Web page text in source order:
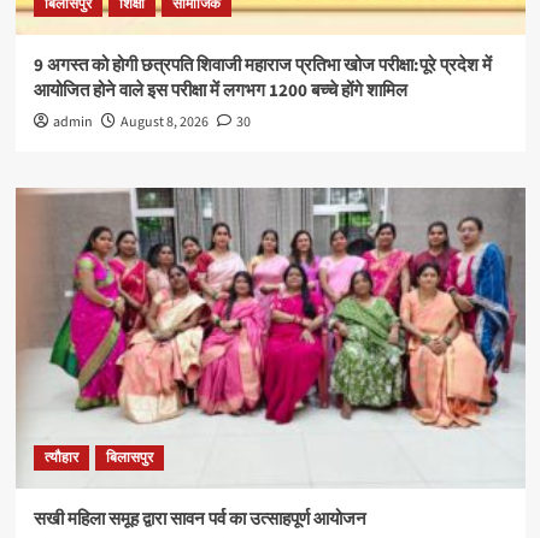
बिलासपुर शिक्षा सामाजिक
9 अगस्त को होगी छत्रपति शिवाजी महाराज प्रतिभा खोज परीक्षा:पूरे प्रदेश में
आयोजित होने वाले इस परीक्षा में लगभग 1200 बच्चे होंगे शामिल
admin August 8, 2026 30
त्यौहार बिलासपुर
सखी महिला समूह द्वारा सावन पर्व का उत्साहपूर्ण आयोजन